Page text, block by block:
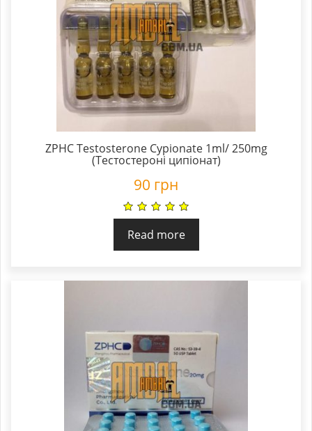
ZPHC Testosterone Cypionate 1ml/ 250mg
(Тестостероні ципіонат)
90 грн
Read more